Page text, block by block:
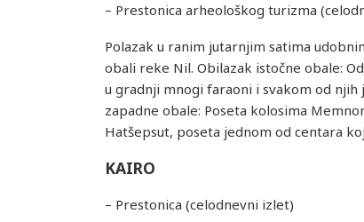
– Prestonica arheološkog turizma
Polazak u ranim jutarnjim satima
obali reke Nil. Obilazak istočne obale:
u gradnji mnogi faraoni i svakom od njih
zapadne obale: Poseta kolosima
Hatšepsut, poseta jednom od centara
KAIRO
– Prestonica (celodnevni izlet)